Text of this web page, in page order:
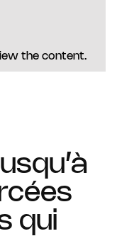
the content.
qui